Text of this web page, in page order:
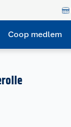
Coop medlem